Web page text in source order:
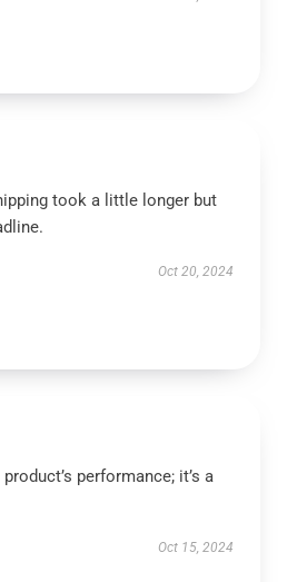
took a little longer but
Oct 20, 2024
performance; it’s a
Oct 15, 2024